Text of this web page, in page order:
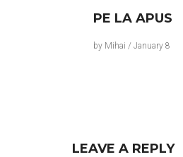
PE LA APUS
by Mihai / January 8
LEAVE A REPLY